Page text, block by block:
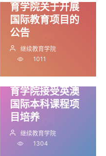
育学院关于开展
国际教育项目的
公告
继续教育学院
1011
（深圳）继续教
育学院接受英澳
国际本科课程项
目培养
继续教育学院
1304